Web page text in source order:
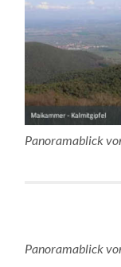
Panoramablick
Panoramablick